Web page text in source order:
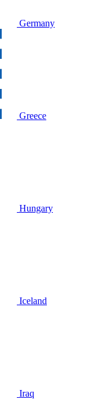
Germany
Greece
Hungary
Iceland
Iraq